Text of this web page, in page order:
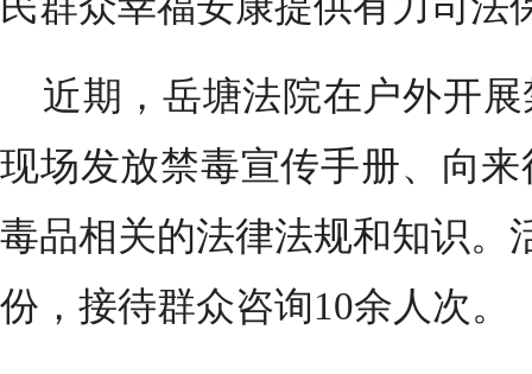
近期，岳塘法院在户外开
现场发放禁毒宣传手册、向
毒品相关的法律法规和知识。
份，接待群众咨询10余人次。